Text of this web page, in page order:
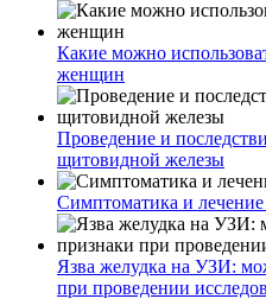
Какие можно
женщин
Проведение и
щитовидной железы
Симптоматика и лечение
Язва желудка на УЗИ:
при проведении